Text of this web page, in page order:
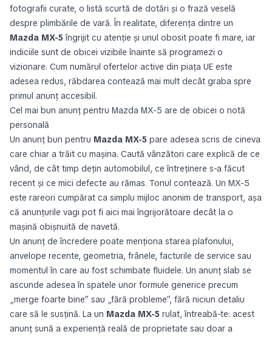
fotografii curate, o listă scurtă de dotări și o frază veselă
despre plimbările de vară. În realitate, diferența dintre un
Mazda MX-5 îngrijit cu atenție și unul obosit poate fi mare, iar
indiciile sunt de obicei vizibile înainte să programezi o
vizionare. Cum numărul ofertelor active din piața UE este
adesea redus, răbdarea contează mai mult decât graba spre
primul anunț accesibil.
Cel mai bun anunț pentru Mazda MX-5 are de obicei o notă
personală
Un anunț bun pentru Mazda MX-5 pare adesea scris de cineva
care chiar a trăit cu mașina. Caută vânzători care explică de ce
vând, de cât timp dețin automobilul, ce întreținere s-a făcut
recent și ce mici defecte au rămas. Tonul contează. Un MX-5
este rareori cumpărat ca simplu mijloc anonim de transport, așa
că anunțurile vagi pot fi aici mai îngrijorătoare decât la o
mașină obișnuită de navetă.
Un anunț de încredere poate menționa starea plafonului,
anvelope recente, geometria, frânele, facturile de service sau
momentul în care au fost schimbate fluidele. Un anunț slab se
ascunde adesea în spatele unor formule generice precum
„merge foarte bine” sau „fără probleme”, fără niciun detaliu
care să le susțină. La un Mazda MX-5 rulat, întreabă-te: acest
anunț sună a experiență reală de proprietate sau doar a